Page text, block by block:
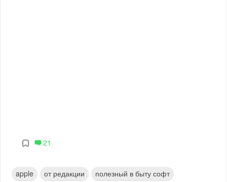
21
apple от редакции
полезный в быту софт